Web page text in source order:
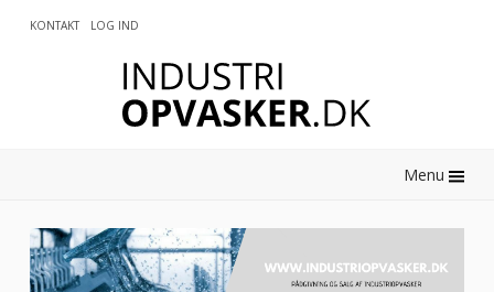
KONTAKT LOG IND
Menu